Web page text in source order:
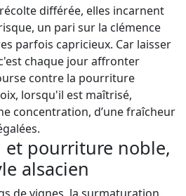
différée, elles incarnent
un pari sur la clémence
parfois capricieux. Car laisser
chaque jour affronter
contre la pourriture
lorsqu'il est maîtrisé,
concentration, d’une fraîcheur
pourriture noble,
alsacien